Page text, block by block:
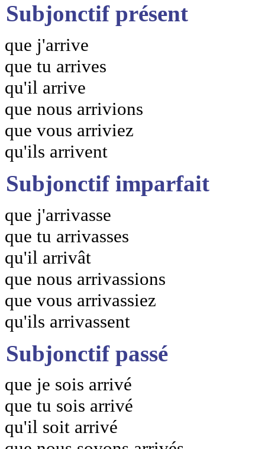
Subjonctif présent
que j'arrive
que tu arrives
qu'il arrive
que nous arrivions
que vous arriviez
qu'ils arrivent
Subjonctif imparfait
que j'arrivasse
que tu arrivasses
qu'il arrivât
que nous arrivassions
que vous arrivassiez
qu'ils arrivassent
Subjonctif passé
que je sois arrivé
que tu sois arrivé
qu'il soit arrivé